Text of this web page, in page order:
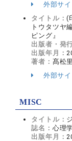
外部サ
タイトル：(
トウタツヤ
ピング』
出版者・発
出版年月：
著者： 髙松
外部サ
MISC
タイトル：
誌名： 心理
出版年月：